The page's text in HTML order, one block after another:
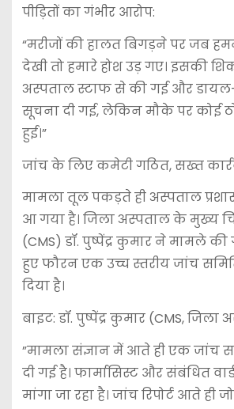
​पीड़ितों का गंभीर आरोप:
“मरीजों की हालत बिगड़ने पर जब
देखी तो हमारे होश उड़ गए। इसकी
अस्पताल स्टाफ से की गई और डायल-
सूचना दी गई, लेकिन मौके पर कोई
हुई।”
​जांच के लिए कमेटी गठित, सख्त
​मामला तूल पकड़ते ही अस्पताल
आ गया है। जिला अस्पताल के मुख्य
(CMS) डॉ. पुष्पेंद्र कुमार ने मामले
हुए फौरन एक उच्च स्तरीय जांच
दिया है।
​बाइट: डॉ. पुष्पेंद्र कुमार (CMS, जिला
​”मामला संज्ञान में आते ही एक जांच
दी गई है। फार्मासिस्ट और संबंधित
मांगा जा रहा है। जांच रिपोर्ट आते ही